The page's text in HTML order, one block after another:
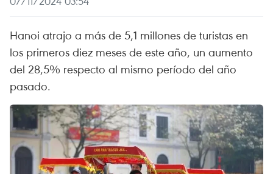
Hanoi atrajo a más de 5,1 millones de turistas en
los primeros diez meses de este año, un aumento
del 28,5% respecto al mismo período del año
pasado.